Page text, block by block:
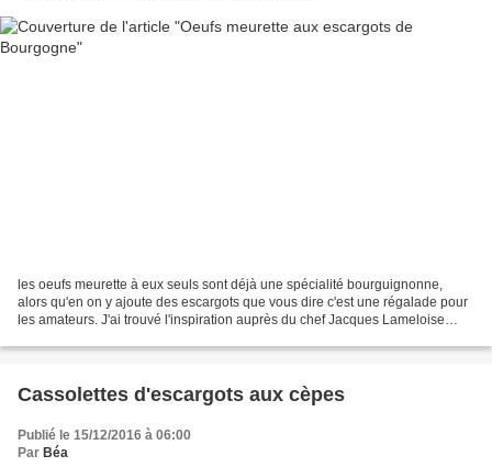
les oeufs meurette à eux seuls sont déjà une spécialité bourguignonne,
alors qu'en on y ajoute des escargots que vous dire c'est une régalade pour
les amateurs. J'ai trouvé l'inspiration auprès du chef Jacques Lameloise
Cassolettes d'escargots aux cèpes
Publié le 15/12/2016 à 06:00
Par Béa